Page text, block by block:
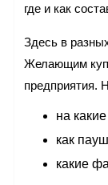
где и как
Здесь в
Желающим
предприятия.
на
как
какие